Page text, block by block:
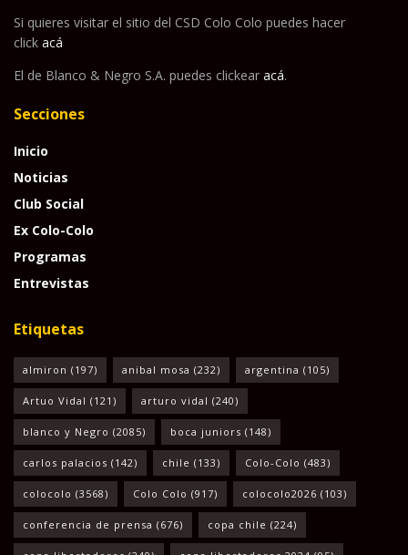
Si quieres visitar el sitio del CSD Colo Colo puedes hacer
click acá
El de Blanco & Negro S.A. puedes clickear acá.
Secciones
Inicio
Noticias
Club Social
Ex Colo-Colo
Programas
Entrevistas
Etiquetas
almiron (197) anibal mosa (232) argentina (105)
Artuo Vidal (121) arturo vidal (240)
blanco y Negro (2085) boca juniors (148)
carlos palacios (142) chile (133) Colo-Colo (483)
colocolo (3568) Colo Colo (917) colocolo2026 (103)
conferencia de prensa (676) copa chile (224)